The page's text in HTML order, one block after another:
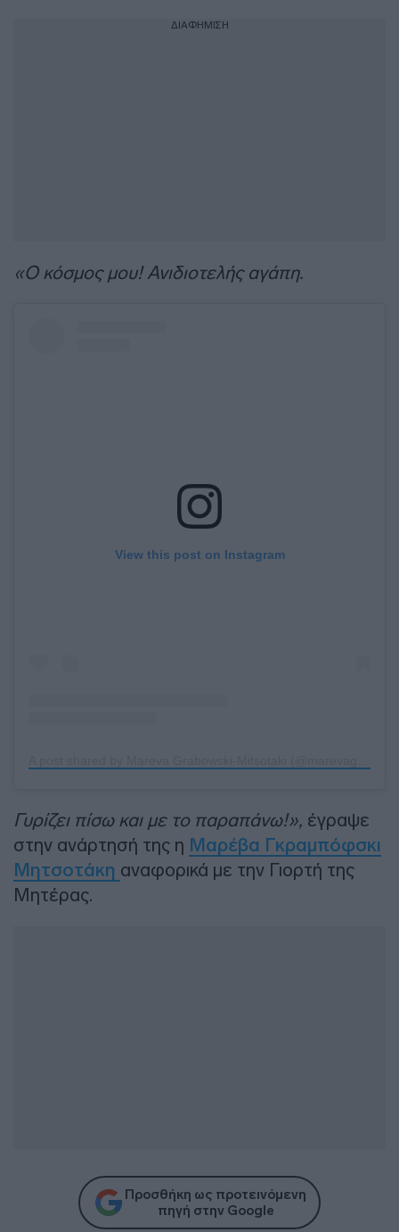
ΔΙΑΦΗΜΙΣΗ
«Ο κόσμος μου! Ανιδιοτελής αγάπη.
View this post on Instagram
Γυρίζει πίσω και με το παραπάνω!», έγραψε
στην ανάρτησή της η Μαρέβα Γκραμπόφσκι
Μητσοτάκη αναφορικά με την Γιορτή της
Μητέρας.
Προσθήκη ως προτεινόμενη
πηγή στην Google